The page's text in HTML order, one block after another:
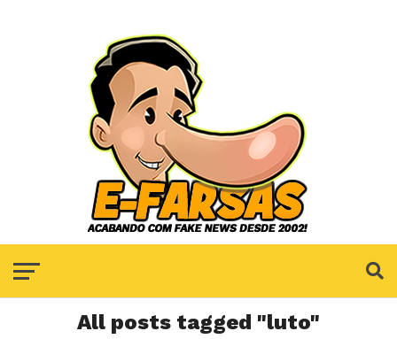
All posts tagged "luto"